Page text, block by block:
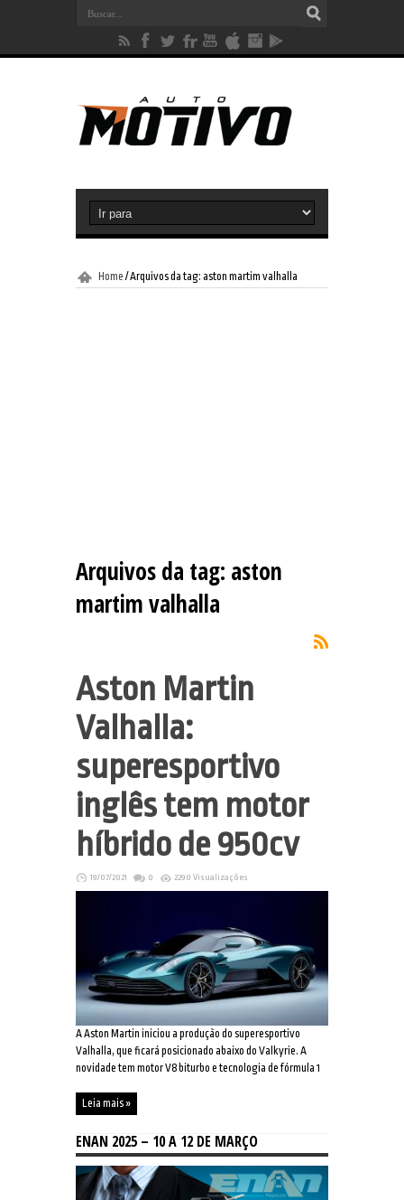
Home /Arquivos da tag: aston martim valhalla
Arquivos da tag: aston
martim valhalla
Aston Martin
Valhalla:
superesportivo
inglês tem motor
híbrido de 950cv
19/07/2021 0 2290 Visualizações
A Aston Martin iniciou a produção do superesportivo
Valhalla, que ficará posicionado abaixo do Valkyrie. A
novidade tem motor V8 biturbo e tecnologia de fórmula 1
Leia mais »
ENAN 2025 – 10 A 12 DE MARÇO